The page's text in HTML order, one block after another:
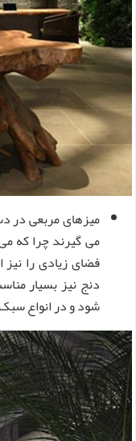
میزهای مربعی در
می گیرند چرا که
فضای زیادی را
دنج نیز بسیار
شود و در انواع سبک